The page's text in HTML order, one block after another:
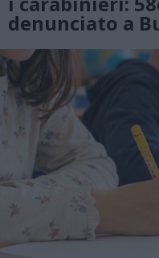
denunciato a